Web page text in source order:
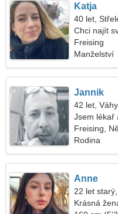
Katja
40 let,
Chci najít
Freising
Manželství
Jannik
42 let, Váhy
Jsem lékař
Freising,
Rodina
Anne
22 let
Krásná